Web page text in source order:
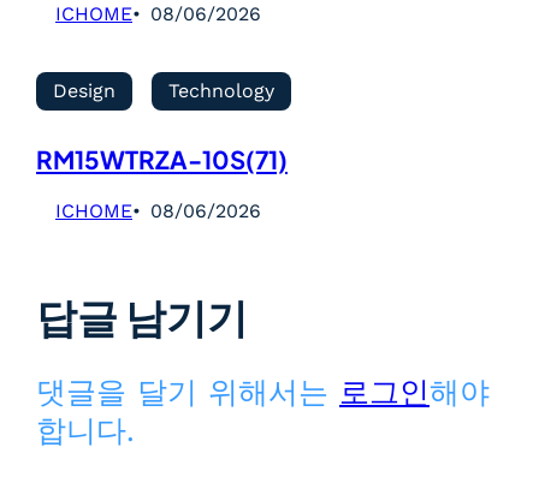
ICHOME 08/06/2026
Design Technology
RM15WTRZA-10S(71)
ICHOME 08/06/2026
답글 남기기
댓글을 달기 위해서는 로그인해야
합니다.